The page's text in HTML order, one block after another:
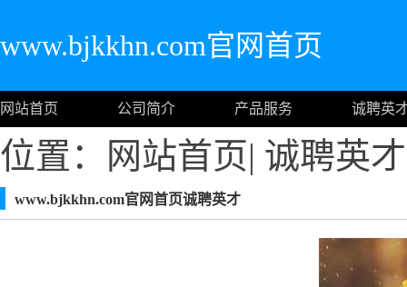
www.bjkkhn.com官网首页
网站首页 公司简介 产品服务 诚聘英
位置： 网站首页| 诚聘英才
www.bjkkhn.com官网首页诚聘英才